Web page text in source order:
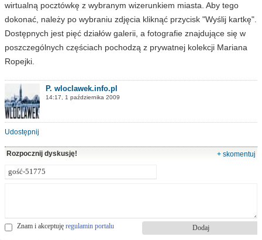
wirtualną pocztówkę z wybranym wizerunkiem miasta. Aby tego
dokonać, należy po wybraniu zdjęcia kliknąć przycisk "Wyślij kartkę".
Dostępnych jest pięć działów galerii, a fotografie znajdujące się w
poszczególnych częściach pochodzą z prywatnej kolekcji Mariana
Ropejki.
P. wloclawek.info.pl
14:17, 1 października 2009
Udostępnij
Rozpocznij dyskusję! + skomentuj
Znam i akceptuję regulamin portalu